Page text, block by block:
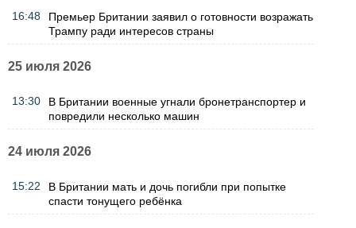
16:48
Премьер Британии заявил о готовности возражать
Трампу ради интересов страны
25 июля 2026
13:30
В Британии военные угнали бронетранспортер и
повредили несколько машин
24 июля 2026
15:22
В Британии мать и дочь погибли при попытке
спасти тонущего ребёнка